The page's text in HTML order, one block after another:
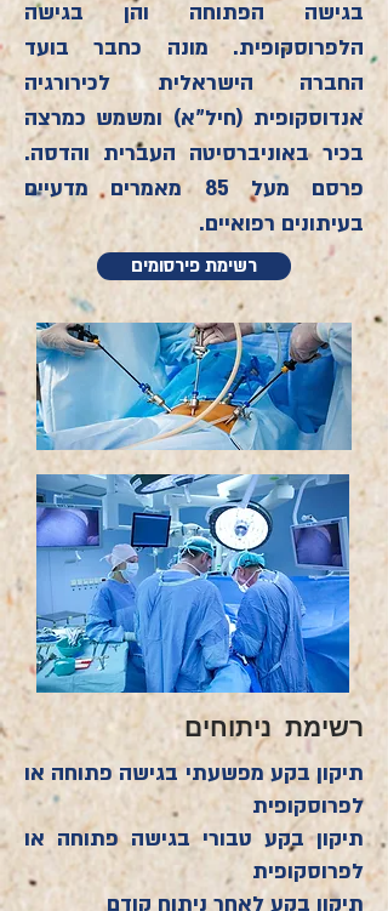
בגישה הפתוחה והן בגישה
הלפרוסקופית. מונה כחבר בועד
החברה הישראלית לכירורגיה
אנדוסקופית (חיל"א) ומשמש כמרצה
בכיר באוניברסיטה העברית והדסה.
פרסם מעל 85 מאמרים מדעיים
בעיתונים רפואיים.
רשימת פירסומים
רשימת ניתוחים
תיקון בקע מפשעתי בגישה פתוחה או
לפרוסקופית
תיקון בקע טבורי בגישה פתוחה או
לפרוסקופית
תיקון בקע לאחר ניתוח קודם